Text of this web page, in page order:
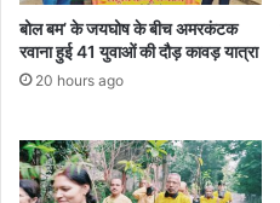
बोल बम’ के जयघोष के बीच अमरकंटक
रवाना हुई 41 युवाओं की दौड़ कावड़ यात्रा
20 hours ago